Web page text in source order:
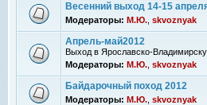
Весенний выход 14-15
Модераторы: М.Ю. skvoznyak
Апрель-май2012
Выход в Ярославско-
Модераторы: М.Ю. skvoznyak
Байдарочный поход 2012
Модераторы: М.Ю. skvoznyak